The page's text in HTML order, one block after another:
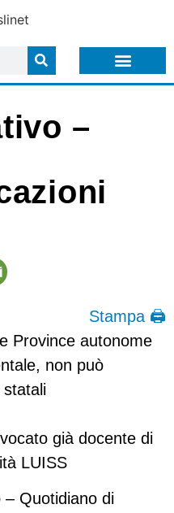
–
Stampa 🖨
Province autonome
non può
statali
già docente di
LUISS
Quotidiano di